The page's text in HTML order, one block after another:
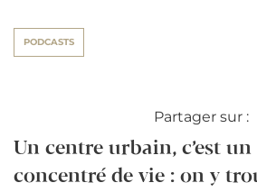
PODCASTS
Partager sur :
Un centre urbain, c’est
concentré de vie : on y